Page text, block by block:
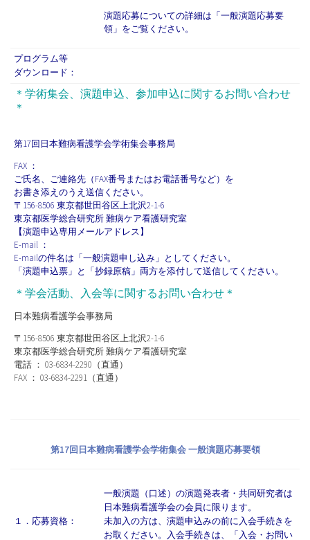
演題応募についての詳細は「一般演題応募要
領」をご覧ください。
プログラム等
ダウンロード：
＊学術集会、演題申込、参加申込に関するお問い合わせ
＊
第17回日本難病看護学会学術集会事務局
FAX ：
ご氏名、ご連絡先（FAX番号またはお電話番号など）を
お書き添えのうえ送信ください。
〒156-8506 東京都世田谷区上北沢2-1-6
東京都医学総合研究所 難病ケア看護研究室
【演題申込専用メールアドレス】
E-mail ：
E-mailの件名は「一般演題申し込み」としてください。
「演題申込票」と「抄録原稿」両方を添付して送信してください。
＊学会活動、入会等に関するお問い合わせ＊
日本難病看護学会事務局
〒156-8506 東京都世田谷区上北沢2-1-6
東京都医学総合研究所 難病ケア看護研究室
電話 ： 03-6834-2290（直通）
FAX ： 03-6834-2291（直通）
第17回日本難病看護学会学術集会 一般演題応募要領
１．応募資格：
一般演題（口述）の演題発表者・共同研究者は
日本難病看護学会の会員に限ります。
未加入の方は、演題申込みの前に入会手続きを
お取ください。入会手続きは、「入会・お問い